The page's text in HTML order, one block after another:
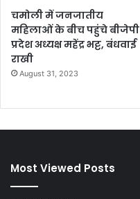
चमोली में जनजातीय
महिलाओं के बीच पहुंचे बीजेपी
प्रदेश अध्यक्ष महेंद्र भट्ट, बंधवाई
राखी
August 31, 2023
Most Viewed Posts